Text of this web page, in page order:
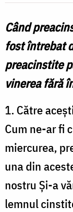
porțile
Raiului
ni
se
/
Foto:
Florentina
Mardari
Când
fost întrebat
preacinstite
vinerea fără
1. Către
Cum ne-ar fi
miercurea,
una din
nostru Și-a
lemnul